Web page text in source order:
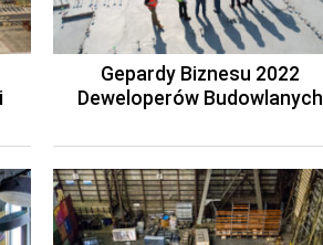
Gepardy Biznesu 2022
Deweloperów Budowlanych